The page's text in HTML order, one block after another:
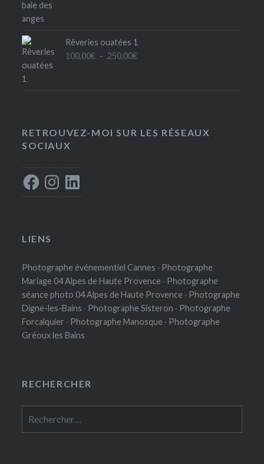
Rêveries ouatées 1
100,00€ – 250,00€Plage
RETROUVEZ-MOI SUR LES RÉSEAUX
SOCIAUX
FacebookInstagram
LinkedIn
LIENS
Photographe événementiel Cannes · Photographe
Mariage 04 Alpes de Haute Provence · Photographe
séance photo 04 Alpes de Haute Provence · Photographe
Digne-les-Bains · Photographe Sisteron · Photographe
Forcalquier · Photographe Manosque · Photographe
Gréoux les Bains
RECHERCHER